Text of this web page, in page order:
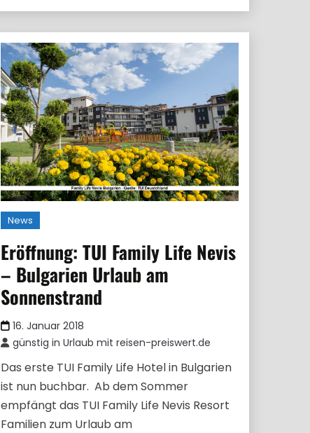
News
Eröffnung: TUI Family Life Nevis
– Bulgarien Urlaub am
Sonnenstrand
16. Januar 2018
günstig in Urlaub mit reisen-preiswert.de
Das erste TUI Family Life Hotel in Bulgarien
ist nun buchbar. Ab dem Sommer
empfängt das TUI Family Life Nevis Resort
Familien zum Urlaub am